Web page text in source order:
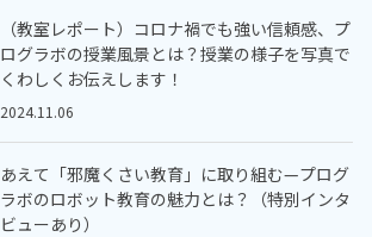
（教室レポート）コロナ禍でも強い信頼感、プ
ログラボの授業風景とは？授業の様子を写真で
くわしくお伝えします！
2024.11.06
あえて「邪魔くさい教育」に取り組む—プログ
ラボのロボット教育の魅力とは？（特別インタ
ビューあり）